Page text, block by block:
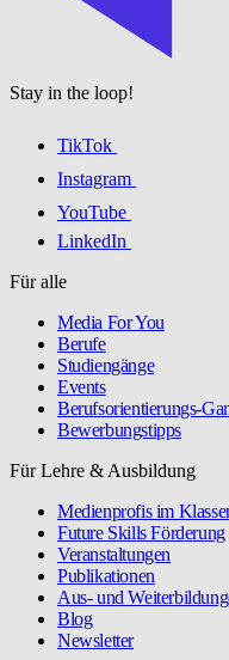
Stay in the loop!
TikTok
Instagram
YouTube
LinkedIn
Für alle
Media For You
Berufe
Studiengänge
Events
Berufsorientierungs-
Bewerbungstipps
Für Lehre & Ausbildung
Medienprofis im
Future Skills Förderung
Veranstaltungen
Publikationen
Aus- und
Blog
Newsletter